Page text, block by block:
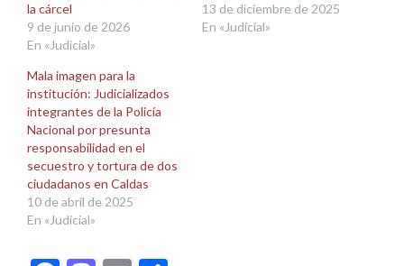
la cárcel
9 de junio de 2026
En «Judicial»
13 de diciembre de 2025
En «Judicial»
Mala imagen para la
institución: Judicializados
integrantes de la Policía
Nacional por presunta
responsabilidad en el
secuestro y tortura de dos
ciudadanos en Caldas
10 de abril de 2025
En «Judicial»